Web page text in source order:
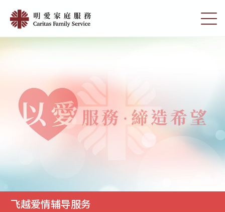
main
content
切
明
家
服
務
飞越爱情辅导服务